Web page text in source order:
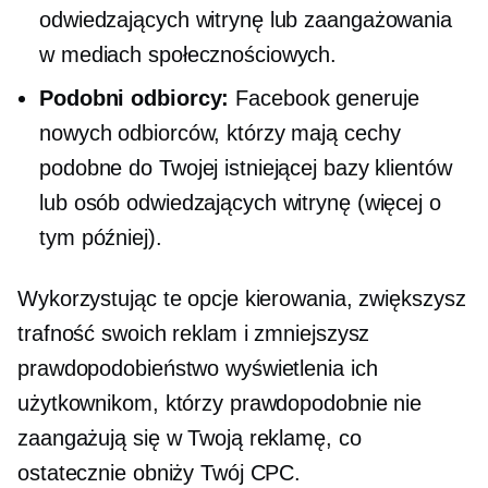
odwiedzających witrynę lub zaangażowania
w mediach społecznościowych.
Podobni odbiorcy: Facebook generuje
nowych odbiorców, którzy mają cechy
podobne do Twojej istniejącej bazy klientów
lub osób odwiedzających witrynę (więcej o
tym później).
Wykorzystując te opcje kierowania, zwiększysz
trafność swoich reklam i zmniejszysz
prawdopodobieństwo wyświetlenia ich
użytkownikom, którzy prawdopodobnie nie
zaangażują się w Twoją reklamę, co
ostatecznie obniży Twój CPC.